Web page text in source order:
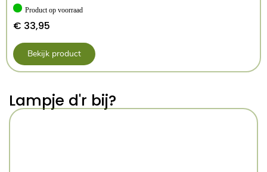
Product op voorraad
€ 33,95
Bekijk product
Lampje d'r bij?